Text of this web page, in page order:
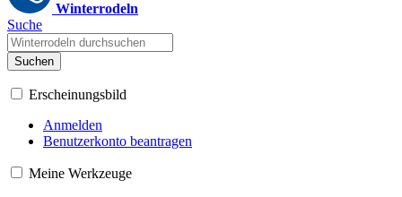
Winterrodeln
Suche
Suchen
Erscheinungsbild
Anmelden
Benutzerkonto beantragen
Meine Werkzeuge